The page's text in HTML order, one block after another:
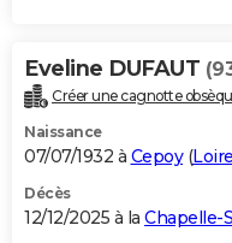
Eveline DUFAUT
Créer une cagnotte
Naissance
07/07/1932 à Cepoy(
Décès
12/12/2025 à la Chapelle-